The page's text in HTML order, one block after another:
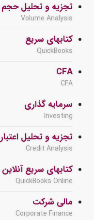
تجزیه و تحلیل حجم
Volume Analysis
کتابهای سریع
QuickBooks
CFA
CFA
سرمایه گذاری
Investing
تجزیه و تحلیل اعتبار
Credit Analysis
کتابهای سریع آنلاین
QuickBooks Online
مالی شرکت
Corporate Finance